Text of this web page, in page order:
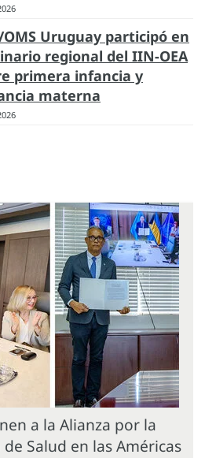
OMS Uruguay participó en
regional del IIN-OEA
primera infancia y
materna
a la Alianza por la
Salud en las Américas